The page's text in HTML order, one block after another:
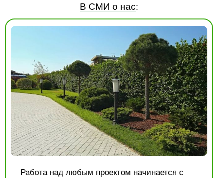
В СМИ о нас:
Работа над любым проектом начинается с